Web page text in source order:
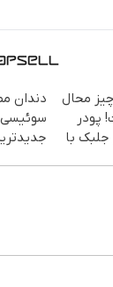
محال
پودر
جلبک با
دندان